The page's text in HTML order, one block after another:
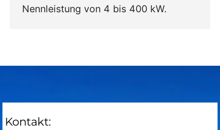
Nennleistung von 4 bis 400 kW.
Kontakt: